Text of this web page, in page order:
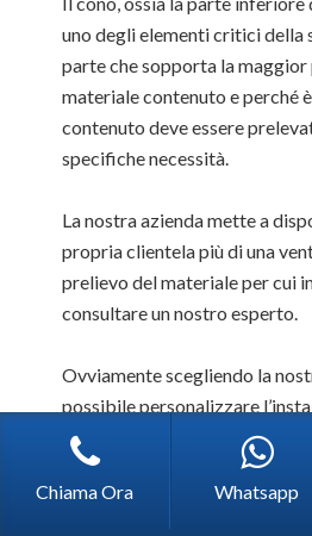
uno degli elementi critici della
parte che sopporta la maggior
materiale contenuto e perché
contenuto deve essere
specifiche necessità.
La nostra azienda mette a
propria clientela più di una
prelievo del materiale per cui
consultare un nostro esperto.
Ovviamente scegliendo la
possibile personalizzare
con i diversi componenti e
compongono, con il colore e
preferisce.
Chiama Ora Whatsapp